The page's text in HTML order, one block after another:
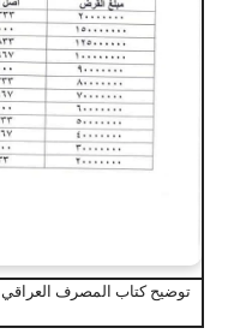
توضيح كتاب المصرف